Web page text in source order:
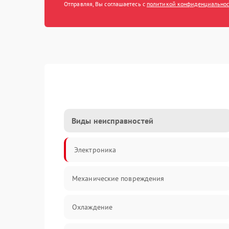
Отправляя, Вы соглашаетесь с политикой
Виды неисправностей
Электроника
Механические повреждения
Охлаждение